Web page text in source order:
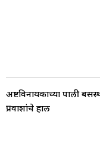
अष्टविनायकाच्या पाली
प्रवाशांचे हाल